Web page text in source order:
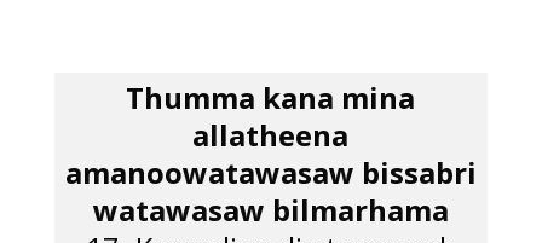
Thumma kana mina
allatheena
amanoowatawasaw bissabri
watawasaw bilmarhama